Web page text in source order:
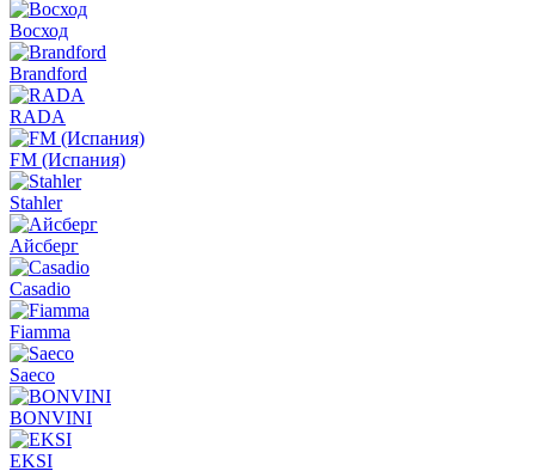
Восход
Brandford
RADA
FM (Испания)
Stahler
Айсберг
Casadio
Fiamma
Saeco
BONVINI
EKSI